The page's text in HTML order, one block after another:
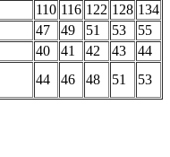
110 116 122 128 134
47 49 51 53
55
40 41 42 43
44
44 46 48 51 53